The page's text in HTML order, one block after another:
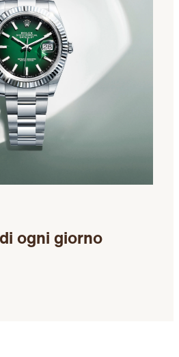
ogni giorno